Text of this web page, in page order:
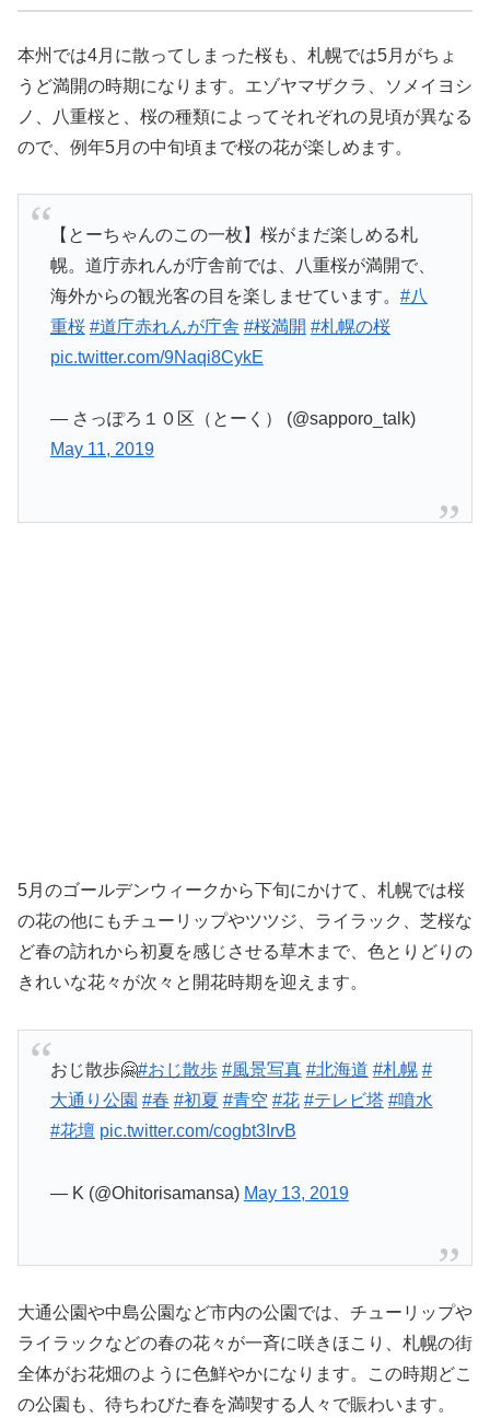
本州では4月に散ってしまった桜も、札幌では5月がちょ
うど満開の時期になります。エゾヤマザクラ、ソメイヨシ
ノ、八重桜と、桜の種類によってそれぞれの見頃が異なる
ので、例年5月の中旬頃まで桜の花が楽しめます。
【とーちゃんのこの一枚】桜がまだ楽しめる札
幌。道庁赤れんが庁舎前では、八重桜が満開で、
海外からの観光客の目を楽しませています。 #八
重桜 #道庁赤れんが庁舎 #桜満開 #札幌の桜
pic.twitter.com/9Naqi8CykE
— さっぽろ１０区（とーく） (@sapporo_talk)
May 11, 2019
5月のゴールデンウィークから下旬にかけて、札幌では桜
の花の他にもチューリップやツツジ、ライラック、芝桜な
ど春の訪れから初夏を感じさせる草木まで、色とりどりの
きれいな花々が次々と開花時期を迎えます。
おじ散歩🤗#おじ散歩 #風景写真 #北海道 #札幌 #
大通り公園 #春 #初夏 #青空 #花 #テレビ塔 #噴水
#花壇 pic.twitter.com/cogbt3IrvB
— K (@Ohitorisamansa) May 13, 2019
大通公園や中島公園など市内の公園では、チューリップや
ライラックなどの春の花々が一斉に咲きほこり、札幌の街
全体がお花畑のように色鮮やかになります。この時期どこ
の公園も、待ちわびた春を満喫する人々で賑わいます。